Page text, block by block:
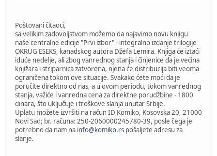
Poštovani čitaoci,
sa velikim zadovoljstvom možemo da najavimo novu knjigu
naše centralne edicije "Prvi izbor" - integralno izdanje trilogije
OKRUG ESEKS, kanadskog autora Džefa Lemira. Knjiga će iztaći
iduće nedelje, ali zbog vanrednog stanja i činjenice da je većina
knjižara i striparnica zatvorena, njena će distribucija biti veoma
ograničena tokom ove situacije. Svakako ćete moći da je
poručite direktno od nas, a u ovom periodu, tokom vanrednog
stanja, važiće i vanredna cena za direktne porudžbine - 1800
dinara, što uključuje i troškove slanja unutar Srbije.
Uplatu možete izvršiti na račun ID Komiko, Kosovska 20, 21000
Novi Sad; br. računa: 250-2060000245780-39, posle čega je
potrebno da nam na info@komiko.rs pošaljete adresu za
slanje.